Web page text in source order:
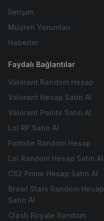
İletişim
Müşteri Yorumları
Haberler
Faydalı Bağlantılar
Valorant Random Hesap
Valorant Hesap Satın Al
Valorant Points Satın Al
Lol RP Satın Al
Fortnite Random Hesap
Lol Random Hesap Satın Al
CS2 Prime Hesap Satın Al
Brawl Stars Random Hesap
Satın Al
Clash Royale Random